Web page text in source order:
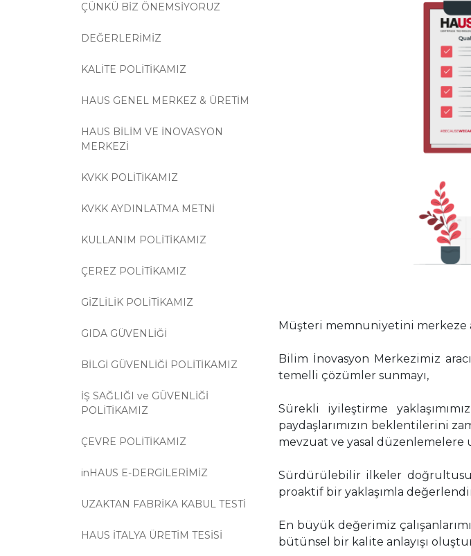
ÇÜNKÜ BİZ ÖNEMSİYORUZ
DEĞERLERİMİZ
KALİTE POLİTİKAMIZ
HAUS GENEL MERKEZ & ÜRETİM
HAUS BİLİM VE İNOVASYON
MERKEZİ
KVKK POLİTİKAMIZ
KVKK AYDINLATMA METNİ
KULLANIM POLİTİKAMIZ
ÇEREZ POLİTİKAMIZ
GİZLİLİK POLİTİKAMIZ
GIDA GÜVENLİĞİ
BİLGİ GÜVENLİĞİ POLİTİKAMIZ
İŞ SAĞLIĞI ve GÜVENLİĞİ
POLİTİKAMIZ
ÇEVRE POLİTİKAMIZ
inHAUS E-DERGİLERİMİZ
UZAKTAN FABRİKA KABUL TESTİ
HAUS İTALYA ÜRETİM TESİSİ
Müşteri memnuniyetini merkeze
Bilim İnovasyon Merkezimiz
temelli çözümler sunmayı,
Sürekli iyileştirme
paydaşlarımızın beklentilerini
mevzuat ve yasal düzenlemelere
Sürdürülebilir ilkeler
proaktif bir yaklaşımla
En büyük değerimiz
bütünsel bir kalite anlayışı